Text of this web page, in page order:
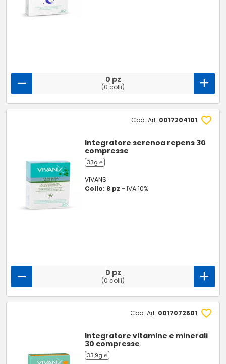
0 pz
(0 colli)
Cod. Art. 0017204101
Integratore serenoa repens 30
compresse
33g ℮
VIVANS
Collo: 8 pz -IVA 10%
0 pz
(0 colli)
Cod. Art. 0017072601
Integratore vitamine e minerali
30 compresse
33,9g ℮